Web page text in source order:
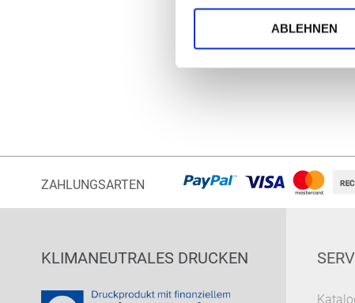
ABLEHNEN
ZAHLUNGSARTEN
KLIMANEUTRALES DRUCKEN